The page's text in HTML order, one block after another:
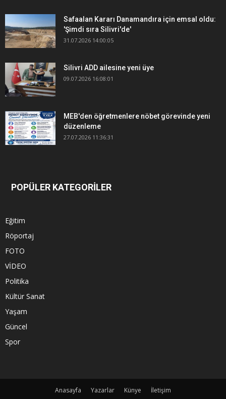
Safaalan Kararı Danamandıra için emsal oldu:
'Şimdi sıra Silivri'de'
31.07.2026 14:00:05
Silivri ADD ailesine yeni üye
09.07.2026 16:08:01
MEB'den öğretmenlere nöbet görevinde yeni
düzenleme
27.07.2026 11:36:31
POPÜLER KATEGORİLER
Eğitim
Röportaj
FOTO
VİDEO
Politika
Kültür Sanat
Yaşam
Güncel
Spor
Anasayfa Yazarlar Künye
İletişim